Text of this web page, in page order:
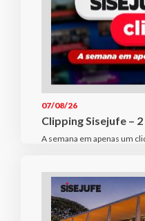
07/08/26
Clipping Sisejufe –
A semana em apenas um